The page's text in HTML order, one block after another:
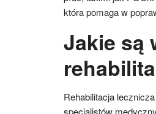
która pomaga w
Jakie są
Rehabilitacja
specjalistów